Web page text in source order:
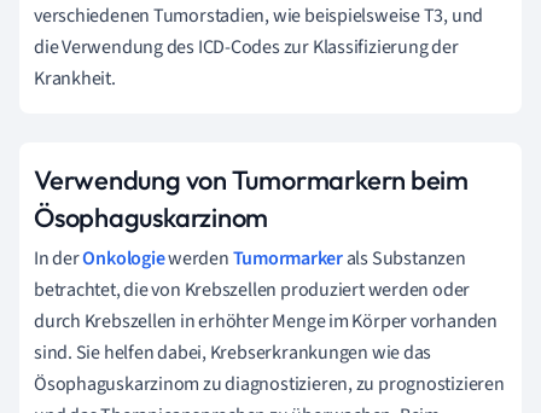
verschiedenen Tumorstadien, wie beispielsweise T3, und
die Verwendung des ICD-Codes zur Klassifizierung der
Krankheit.
Verwendung von Tumormarkern beim
Ösophaguskarzinom
In derOnkologiewerdenTumormarkerals Substanzen
betrachtet, die von Krebszellen produziert werden oder
durch Krebszellen in erhöhter Menge im Körper vorhanden
sind. Sie helfen dabei, Krebserkrankungen wie das
Ösophaguskarzinom zu diagnostizieren, zu prognostizieren